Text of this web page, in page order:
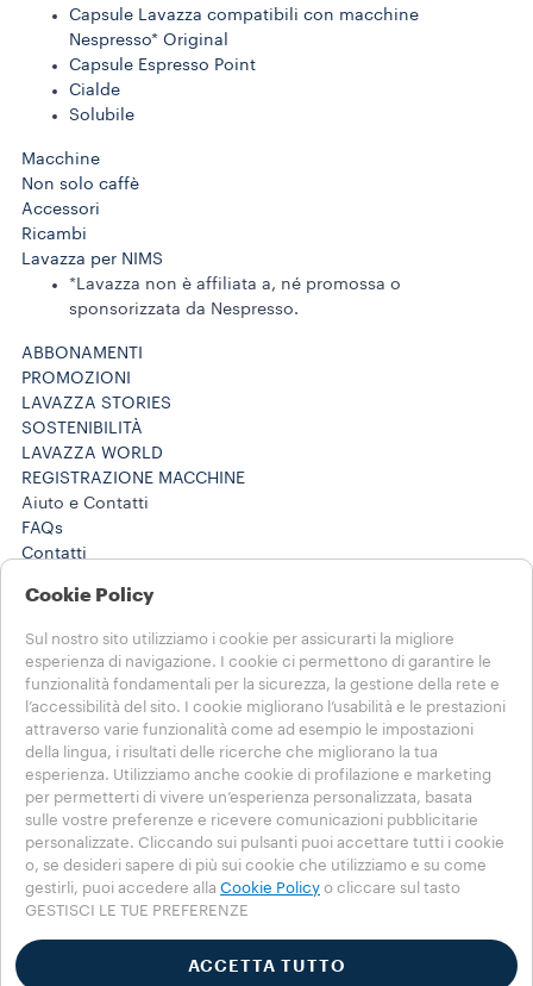
Capsule Lavazza compatibili con macchine
Nespresso* Original
Capsule Espresso Point
Cialde
Solubile
Macchine
Non solo caffè
Accessori
Ricambi
Lavazza per NIMS
*Lavazza non è affiliata a, né promossa o
sponsorizzata da Nespresso.
ABBONAMENTI
PROMOZIONI
LAVAZZA STORIES
SOSTENIBILITÀ
LAVAZZA WORLD
REGISTRAZIONE MACCHINE
Aiuto e Contatti
FAQs
Contatti
800 124 535
Lavora con noi
Note Legali e Privacy
Termini di utilizzo
Condizioni di vendita e-commerce
Termini e condizioni Lavazza da te
Disdici l'ordine o l'abbonamento qui
SCEGLI IL TUO PAESE
ITALIA
ALTRE NAZIONI
Privacy Policy
Cookie Policy
Sul nostro sito utilizziamo i cookie per assicurarti la migliore
esperienza di navigazione. I cookie ci permettono di garantire le
funzionalità fondamentali per la sicurezza, la gestione della rete e
l’accessibilità del sito. I cookie migliorano l’usabilità e le prestazioni
attraverso varie funzionalità come ad esempio le impostazioni
della lingua, i risultati delle ricerche che migliorano la tua
esperienza. Utilizziamo anche cookie di profilazione e marketing
per permetterti di vivere un’esperienza personalizzata, basata
sulle vostre preferenze e ricevere comunicazioni pubblicitarie
personalizzate. Cliccando sui pulsanti puoi accettare tutti i cookie
o, se desideri sapere di più sui cookie che utilizziamo e su come
gestirli, puoi accedere alla Cookie Policy o cliccare sul tasto
GESTISCI LE TUE PREFERENZE
ACCETTA TUTTO